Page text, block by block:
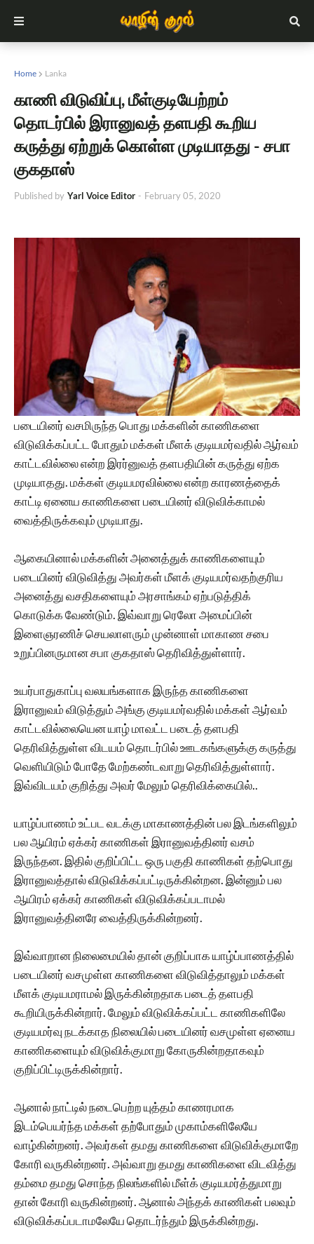
Home Lanka
காணி விடுவிப்பு, மீள்குடியேற்றம்
தொடர்பில் இரானுவத் தளபதி கூறிய
கருத்து ஏற்றுக் கொள்ள முடியாதது - சபா
குகதாஸ்
Published by Yarl Voice Editor - February 05, 2020
படையினர் வசமிருந்த பொது மக்களின் காணிகளை
விடுவிக்கப்பட்ட போதும் மக்கள் மீளக் குடியமர்வதில் ஆர்வம்
காட்டவில்லை என்ற இரர்னுவத் தளபதியின் கருத்து ஏற்க
முடியாதது. மக்கள் குடியமரவில்லை என்ற காரணத்தைக்
காட்டி ஏனைய காணிகளை படையினர் விடுவிக்காமல்
வைத்திருக்கவும் முடியாது.
ஆகையினால் மக்களின் அனைத்துக் காணிகளையும்
படையினர் விடுவித்து அவர்கள் மீளக் குடியமர்வதற்குரிய
அனைத்து வசதிகளையும் அரசாங்கம் ஏற்படுத்திக்
கொடுக்க வேண்டும். இவ்வாறு ரெலோ அமைப்பின்
இளைஞரணிச் செயலாளரும் முன்னாள் மாகாண சபை
உறுப்பினருமான சபா குகதாஸ் தெரிவித்துள்ளார்.
உயர்பாதுகாப்பு வலயங்களாக இருந்த காணிகளை
இரானுவம் விடுத்தும் அங்கு குடியமர்வதில் மக்கள் ஆர்வம்
காட்டவில்லையென யாழ் மாவட்ட படைத் தளபதி
தெரிவித்துள்ள விடயம் தொடர்பில் ஊடகங்களுக்கு கருத்து
வெளியிடும் போதே மேற்கண்டவாறு தெரிவித்துள்ளார்.
இவ்விடயம் குறித்து அவர் மேலும் தெரிவிக்கையில்..
யாழ்ப்பாணம் உட்பட வடக்கு மாகாணத்தின் பல இடங்களிலும்
பல ஆயிரம் ஏக்கர் காணிகள் இரானுவத்தினர் வசம்
இருந்தன. இதில் குறிப்பிட்ட ஒரு பகுதி காணிகள் தற்பொது
இரானுவத்தால் விடுவிக்கப்பட்டிருக்கின்றன. இன்னும் பல
ஆயிரம் ஏக்கர் காணிகள் விடுவிக்கப்படாமல்
இரானுவத்தினரே வைத்திருக்கின்றனர்.
இவ்வாறான நிலைமையில் தான் குறிப்பாக யாழ்ப்பாணத்தில்
படையினர் வசமுள்ள காணிகளை விடுவித்தாலும் மக்கள்
மீளக் குடியமராமல் இருக்கின்றதாக படைத் தளபதி
கூறியிருக்கின்றார். மேலும் விடுவிக்கப்பட்ட காணிகளிலே
குடியமர்வு நடக்காத நிலையில் படையினர் வசமுள்ள ஏனைய
காணிகளையும் விடுவிக்குமாறு கோருகின்றதாகவும்
குறிப்பிட்டிருக்கின்றார்.
ஆனால் நாட்டில் நடைபெற்ற யுத்தம் காணரமாக
இடம்பெயர்ந்த மக்கள் தற்போதும் முகாம்களிலேயே
வாழ்கின்றனர். அவர்கள் தமது காணிகளை விடுவிக்குமாறே
கோரி வருகின்றனர். அவ்வாறு தமது காணிகளை விடவித்து
தம்மை தமது சொந்த நிலங்களில் மீள்க் குடியமர்த்துமாறு
தான் கோரி வருகின்றனர். ஆனால் அந்தக் காணிகள் பலவும்
விடுவிக்கப்படாமலேயே தொடர்ந்தும் இருக்கின்றது.